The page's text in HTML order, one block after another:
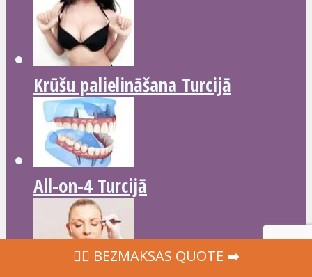
Krūšu palielināšana Turcijā
All-on-4 Turcijā
‍👩‍⚕ BEZMAKSAS QUOTE ➡️